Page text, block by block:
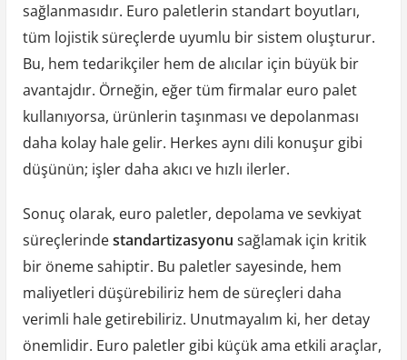
sağlanmasıdır. Euro paletlerin standart boyutları,
tüm lojistik süreçlerde uyumlu bir sistem oluşturur.
Bu, hem tedarikçiler hem de alıcılar için büyük bir
avantajdır. Örneğin, eğer tüm firmalar euro palet
kullanıyorsa, ürünlerin taşınması ve depolanması
daha kolay hale gelir. Herkes aynı dili konuşur gibi
düşünün; işler daha akıcı ve hızlı ilerler.
Sonuç olarak, euro paletler, depolama ve sevkiyat
süreçlerindestandartizasyonu sağlamak için kritik
bir öneme sahiptir. Bu paletler sayesinde, hem
maliyetleri düşürebiliriz hem de süreçleri daha
verimli hale getirebiliriz. Unutmayalım ki, her detay
önemlidir. Euro paletler gibi küçük ama etkili araçlar,